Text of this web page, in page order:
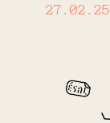
27.02.25